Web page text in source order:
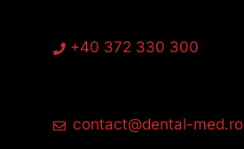
+40 372 330 300
contact@dental-med.ro